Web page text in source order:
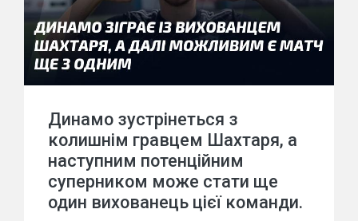
Динамо зустрінеться з
колишнім гравцем Шахтаря, а
наступним потенційним
суперником може стати ще
один вихованець цієї команди.